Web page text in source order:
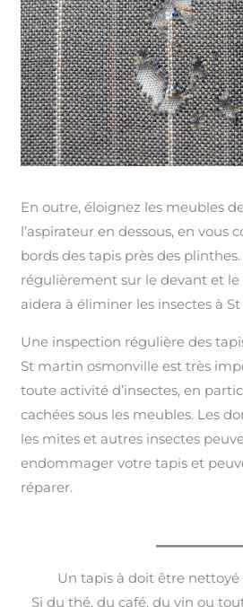
En outre, éloignez les meubles
l’aspirateur en dessous, en vous
bords des tapis près des plinthes.
régulièrement sur le devant et le
aidera à éliminer les insectes à
Une inspection régulière des
St martin osmonville est très
toute activité d’insectes, en
cachées sous les meubles. Les
les mites et autres insectes
endommager votre tapis et
réparer.
Un tapis à doit être nettoyé
Si du thé, du café, du vin ou